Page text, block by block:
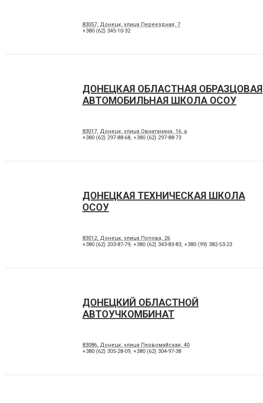
83057, Донецк, улица Переездная, 7
+380 (62) 345-10-32
ДОНЕЦКАЯ ОБЛАСТНАЯ ОБРАЗЦОВАЯ
АВТОМОБИЛЬНАЯ ШКОЛА ОСОУ
83017, Донецк, улица Овнатаняна, 16, а
+380 (62) 297-88-68, +380 (62) 297-88-73
ДОНЕЦКАЯ ТЕХНИЧЕСКАЯ ШКОЛА
ОСОУ
83012, Донецк, улица Попова, 26
+380 (62) 203-87-79, +380 (62) 343-83-83, +380 (99) 382-53-23
ДОНЕЦКИЙ ОБЛАСТНОЙ
АВТОУЧКОМБИНАТ
83086, Донецк, улица Первомайская, 40
+380 (62) 305-28-09, +380 (62) 304-97-38